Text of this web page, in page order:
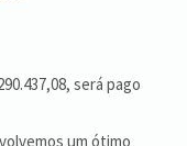
será pago
um ótimo